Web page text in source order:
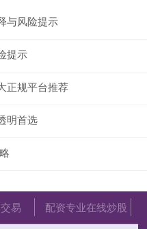
与风险提示
提示
正规平台推荐
明首选
易 配资专业在线炒股